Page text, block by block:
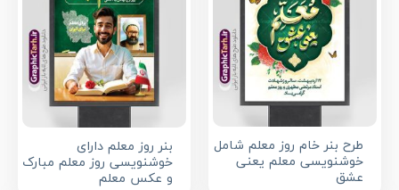
طرح بنر خام روز معلم شامل
خوشنویسی معلم یعنی
عشق
بنر روز معلم دارای
خوشنویسی روز معلم مبارک
و عکس معلم